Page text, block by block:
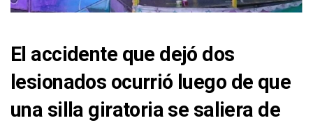
El accidente que dejó dos
lesionados ocurrió luego de que
una silla giratoria se saliera de